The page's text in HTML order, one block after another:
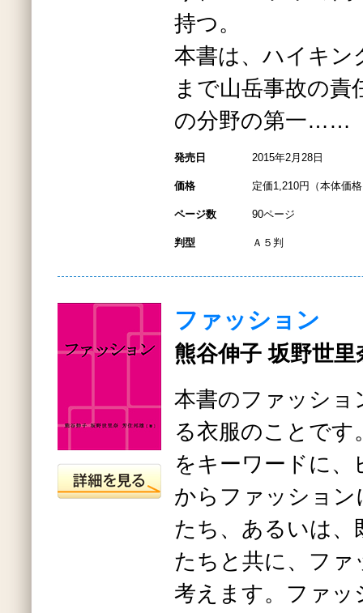
持つ。
本書は、ハイキン
まで山岳事故の責
の分野の第一……
発売日 2015年2月28日
価格 定価1,210円（本体価
ページ数 90ページ
判型 Ａ５判
ファッション
熊谷伸子 坂野世
本書のファッショ
る衣服のことで
をキーワードに
からファッショ
たち、あるいは、
たちと共に、フ
考えます。ファッ